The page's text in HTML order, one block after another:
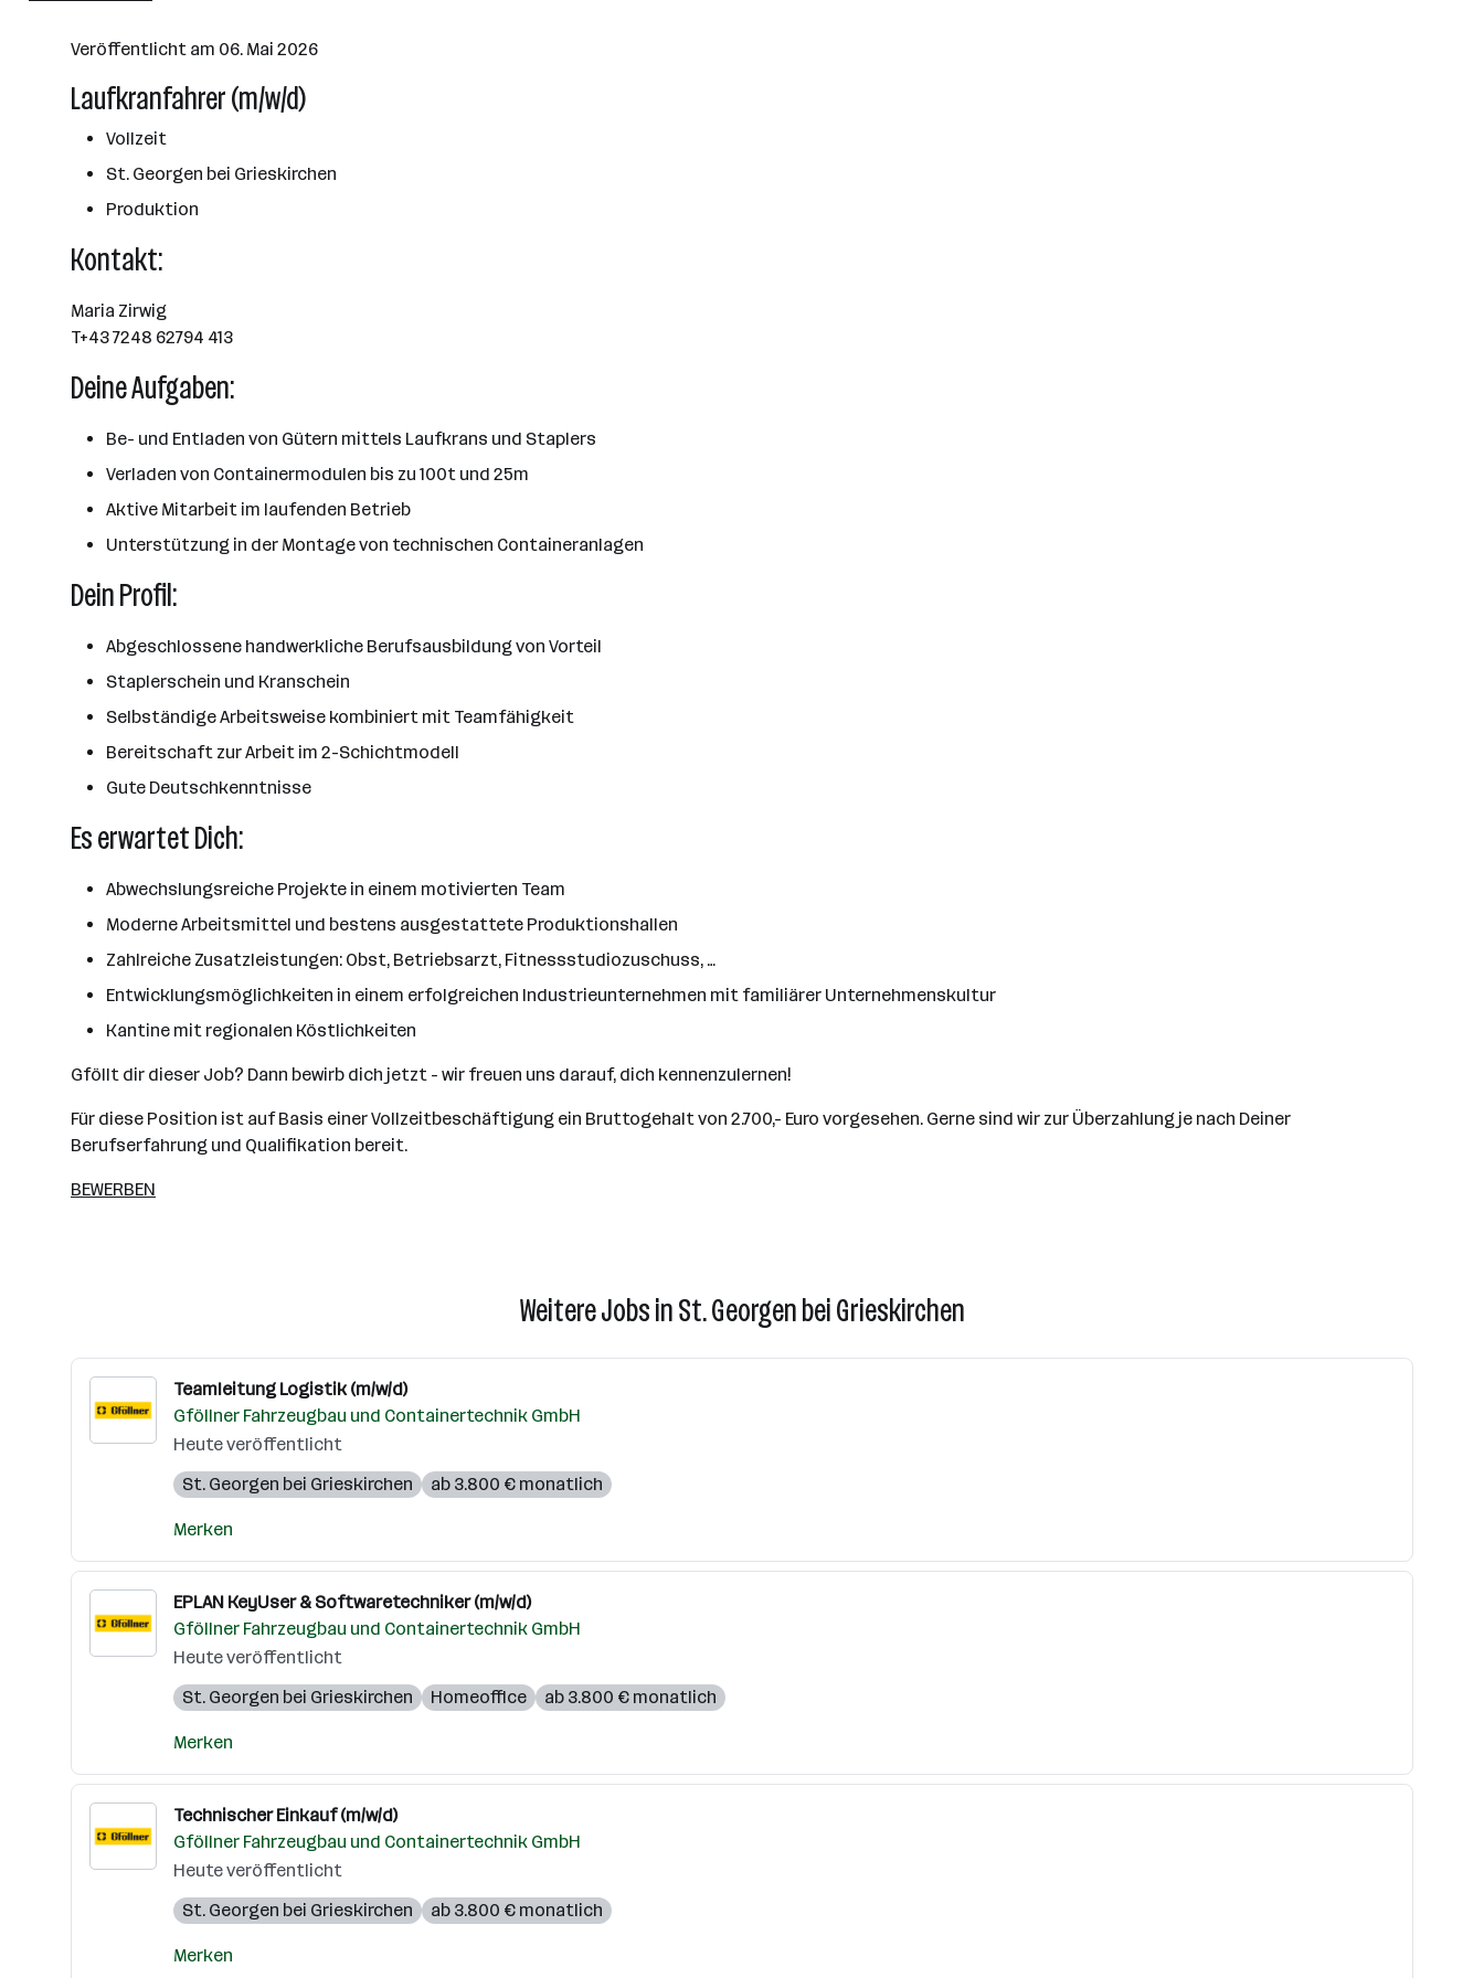
Veröffentlicht am 06. Mai 2026
Laufkranfahrer (m/w/d)
Vollzeit
St. Georgen bei Grieskirchen
Produktion
Kontakt:
Maria Zirwig
T+43 7248 62794 413
Deine Aufgaben:
Be- und Entladen von Gütern mittels Laufkrans und Staplers
Verladen von Containermodulen bis zu 100t und 25m
Aktive Mitarbeit im laufenden Betrieb
Unterstützung in der Montage von technischen Containeranlagen
Dein Profil:
Abgeschlossene handwerkliche Berufsausbildung von Vorteil
Staplerschein und Kranschein
Selbständige Arbeitsweise kombiniert mit Teamfähigkeit
Bereitschaft zur Arbeit im 2-Schichtmodell
Gute Deutschkenntnisse
Es erwartet Dich:
Abwechslungsreiche Projekte in einem motivierten Team
Moderne Arbeitsmittel und bestens ausgestattete Produktionshallen
Zahlreiche Zusatzleistungen: Obst, Betriebsarzt, Fitnessstudiozuschuss, …
Entwicklungsmöglichkeiten in einem erfolgreichen Industrieunternehmen mit familiärer Unternehmenskultur
Kantine mit regionalen Köstlichkeiten
Gföllt dir dieser Job? Dann bewirb dich jetzt - wir freuen uns darauf, dich kennenzulernen!
Für diese Position ist auf Basis einer Vollzeitbeschäftigung ein Bruttogehalt von 2.700,- Euro vorgesehen. Gerne sind wir zur Überzahlung je nach Deiner
Berufserfahrung und Qualifikation bereit.
BEWERBEN
Weitere Jobs in St. Georgen bei Grieskirchen
Teamleitung Logistik (m/w/d)
Gföllner Fahrzeugbau und Containertechnik GmbH
Heute veröffentlicht
St. Georgen bei Grieskirchen
ab 3.800 € monatlich
Merken
EPLAN KeyUser & Softwaretechniker (m/w/d)
Gföllner Fahrzeugbau und Containertechnik GmbH
Heute veröffentlicht
St. Georgen bei Grieskirchen
Homeoffice ab 3.800 € monatlich
Merken
Technischer Einkauf (m/w/d)
Gföllner Fahrzeugbau und Containertechnik GmbH
Heute veröffentlicht
St. Georgen bei Grieskirchen
ab 3.800 € monatlich
Merken